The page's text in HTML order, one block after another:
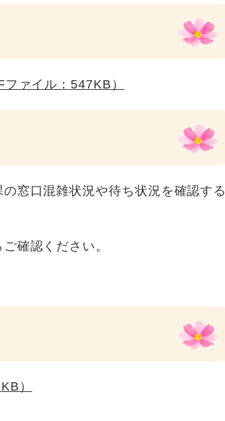
ァイル：547KB）
窓口混雑状況や待ち状況を確認する
確認ください。
）